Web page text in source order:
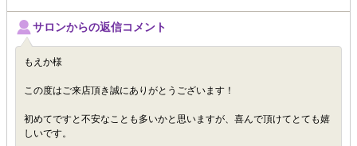
サロンからの返信コメント
もえか様
この度はご来店頂き誠にありがとうございます！
初めてですと不安なことも多いかと思いますが、喜んで頂けてとても嬉
しいです。